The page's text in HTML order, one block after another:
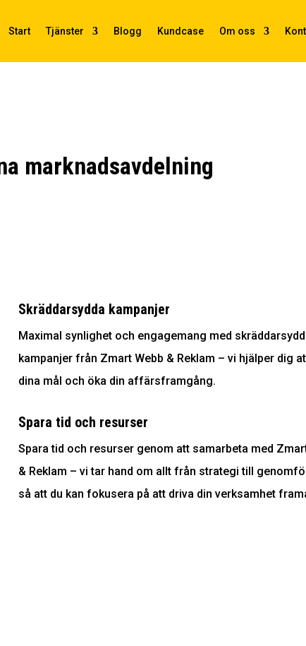
Start Tjänster Blogg Kundcase Om oss
marknadsavdelning
Skräddarsydda kampanjer
Maximal synlighet och engagemang med
kampanjer från Zmart Webb & Reklam – vi hjälper dig
dina mål och öka din affärsframgång.
Spara tid och resurser
Spara tid och resurser genom att samarbeta med
& Reklam – vi tar hand om allt från strategi till
så att du kan fokusera på att driva din verksamhet